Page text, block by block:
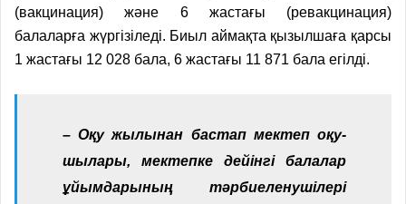
(вакцинация) және 6 жастағы (ревакцинация)
балаларға жүргізіледі. Биыл аймақта қызылшаға қарсы
1 жастағы 12 028 бала, 6 жастағы 11 871 бала егілді.
– Оқу жылынан бастап мектеп оқу­
шылары, мектепке дейінгі балалар
ұйымдарының тәрбиеленушілері